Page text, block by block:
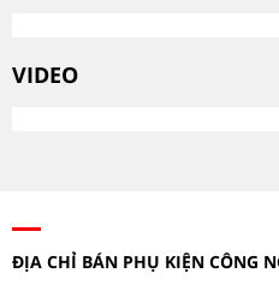
VIDEO
ĐỊA CHỈ BÁN PHỤ KIỆN CÔNG